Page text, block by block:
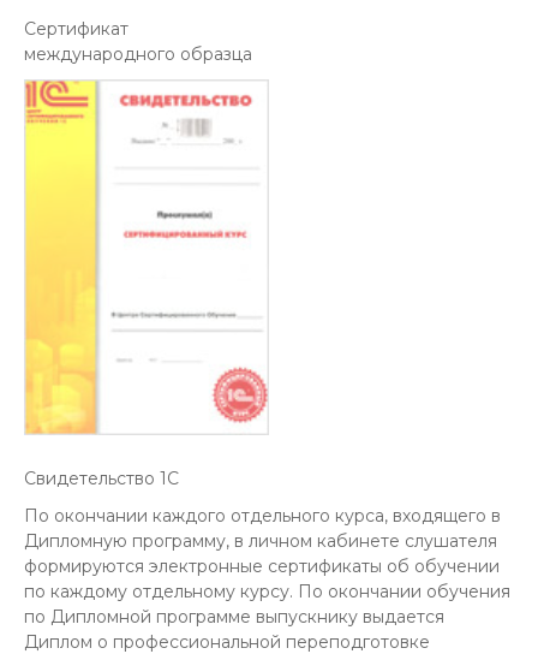
Cертификат
международного образца
Свидетельство 1С
По окончании каждого отдельного курса, входящего в
Дипломную программу, в личном кабинете слушателя
формируются электронные сертификаты об обучении
по каждому отдельному курсу. По окончании обучения
по Дипломной программе выпускнику выдается
Диплом о профессиональной переподготовке